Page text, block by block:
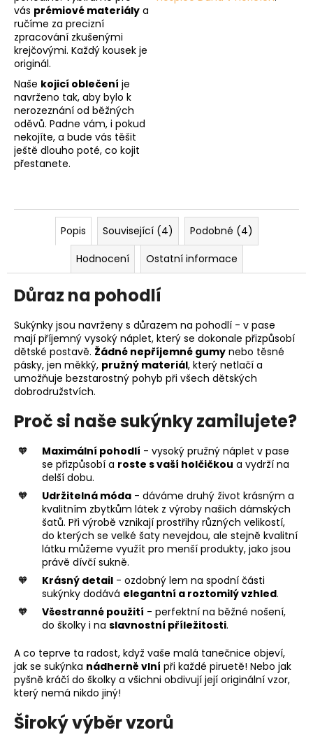
vás prémiové materiály a
ručíme za precizní
zpracování zkušenými
krejčovými. Každý kousek je
originál.
Naše kojicí oblečení je
navrženo tak, aby bylo k
nerozeznání od běžných
oděvů. Padne vám, i pokud
nekojíte, a bude vás těšit
ještě dlouho poté, co kojit
přestanete.
Popis Související (4)
Podobné (4)
Hodnocení
Ostatní informace
Důraz na pohodlí
Sukýnky jsou navrženy s důrazem na pohodlí - v pase
mají příjemný vysoký náplet, který se dokonale přizpůsobí
dětské postavě. Žádné nepříjemné gumy nebo těsné
pásky, jen měkký, pružný materiál, který netlačí a
umožňuje bezstarostný pohyb při všech dětských
dobrodružstvích.
Proč si naše sukýnky zamilujete?
Maximální pohodlí - vysoký pružný náplet v pase
se přizpůsobí a roste s vaší holčičkou a vydrží na
delší dobu.
Udržitelná móda - dáváme druhý život krásným a
kvalitním zbytkům látek z výroby našich dámských
šatů. Při výrobě vznikají prostřihy různých velikostí,
do kterých se velké šaty nevejdou, ale stejně kvalitní
látku můžeme využít pro menší produkty, jako jsou
právě dívčí sukně.
Krásný detail - ozdobný lem na spodní části
sukýnky dodává elegantní a roztomilý vzhled.
Všestranné použití - perfektní na běžné nošení,
do školky i na slavnostní příležitosti.
A co teprve ta radost, když vaše malá tanečnice objeví,
jak se sukýnka nádherně vlní při každé piruetě! Nebo jak
pyšně kráčí do školky a všichni obdivují její originální vzor,
který nemá nikdo jiný!
Široký výběr vzorů